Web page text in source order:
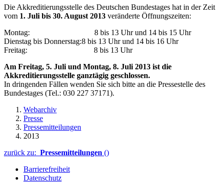
Die Akkreditierungsstelle des Deutschen Bundestages hat in der Zeit
vom 1. Juli bis 30. August 2013 veränderte Öffnungszeiten:
Montag: 8 bis 13 Uhr und 14 bis 15 Uhr
Dienstag bis Donnerstag:8 bis 13 Uhr und 14 bis 16 Uhr
Freitag: 8 bis 13 Uhr
Am Freitag, 5. Juli und Montag, 8. Juli 2013 ist die
Akkreditierungsstelle ganztägig geschlossen.
In dringenden Fällen wenden Sie sich bitte an die Pressestelle des
Bundestages (Tel.: 030 227 37171).
Webarchiv
Presse
Pressemitteilungen
2013
zurück zu: Pressemitteilungen ()
Barrierefreiheit
Datenschutz